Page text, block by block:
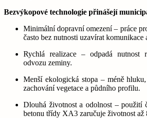
Bezvýkopové technologie přinášejí
Minimální dopravní omezení – práce
často bez nutnosti uzavírat komunikace
Rychlá realizace – odpadá nutnost
odvozu zeminy.
Menší ekologická stopa – méně
zachování vegetace a půdního profilu.
Dlouhá životnost a odolnost – použití
betonu třídy XA3 zaručuje životnost až